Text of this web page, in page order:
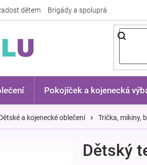
dětem Brigády a spolupráce
Pokojíček a kojenecká
a kojenecké oblečení Trička, mikiny,
Dětský